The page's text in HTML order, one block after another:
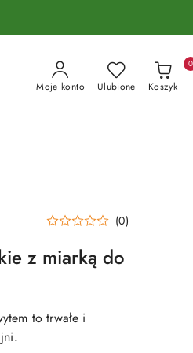
Moje konto Ulubione Koszyk
0
(0)
z miarką do
to trwałe i